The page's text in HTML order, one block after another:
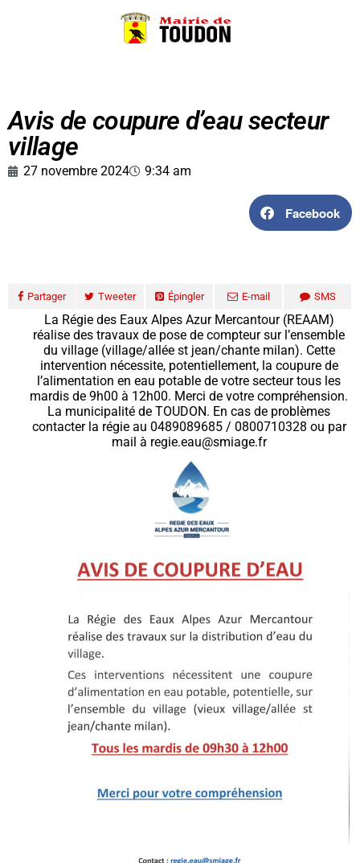
Avis de coupure d’eau secteur
village
27 novembre 2024 9:34 am
Facebook
Partager Tweeter Épingler E-mail SMS
La Régie des Eaux Alpes Azur Mercantour (REAAM)
réalise des travaux de pose de compteur sur l’ensemble
du village (village/allée st jean/chante milan). Cette
intervention nécessite, potentiellement, la coupure de
l’alimentation en eau potable de votre secteur tous les
mardis de 9h00 à 12h00. Merci de votre compréhension.
La municipalité de TOUDON. En cas de problèmes
contacter la régie au 0489089685 / 0800710328 ou par
mail à regie.eau@smiage.fr